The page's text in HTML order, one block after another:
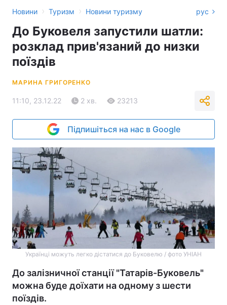
Новини › Туризм › Новини туризму рус
До Буковеля запустили шатли:
розклад прив'язаний до низки
поїздів
МАРИНА ГРИГОРЕНКО
11:10, 23.12.22 2 хв. 23213
Підпишіться на нас в Google
Українці можуть легко дістатися до Буковелю / фото УНІАН
До залізничної станції "Татарів-Буковель"
можна буде доїхати на одному з шести
поїздів.